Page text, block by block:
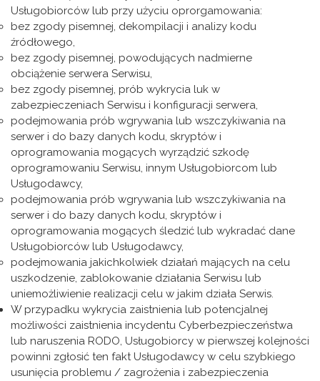
Usługobiorców lub przy użyciu oprorgamowania:
bez zgody pisemnej, dekompilacji i analizy kodu
źródłowego,
bez zgody pisemnej, powodujących nadmierne
obciążenie serwera Serwisu,
bez zgody pisemnej, prób wykrycia luk w
zabezpieczeniach Serwisu i konfiguracji serwera,
podejmowania prób wgrywania lub wszczykiwania na
serwer i do bazy danych kodu, skryptów i
oprogramowania mogących wyrządzić szkodę
oprogramowaniu Serwisu, innym Usługobiorcom lub
Usługodawcy,
podejmowania prób wgrywania lub wszczykiwania na
serwer i do bazy danych kodu, skryptów i
oprogramowania mogących śledzić lub wykradać dane
Usługobiorców lub Usługodawcy,
podejmowania jakichkolwiek działań mających na celu
uszkodzenie, zablokowanie działania Serwisu lub
uniemożliwienie realizacji celu w jakim działa Serwis.
W przypadku wykrycia zaistnienia lub potencjalnej
możliwości zaistnienia incydentu Cyberbezpieczeństwa
lub naruszenia RODO, Usługobiorcy w pierwszej kolejności
powinni zgłosić ten fakt Usługodawcy w celu szybkiego
usunięcia problemu / zagrożenia i zabezpieczenia